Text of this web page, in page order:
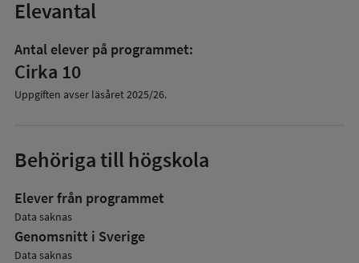
Elevantal
Antal elever på programmet:
Cirka 10
Uppgiften avser läsåret2025/26.
Behöriga till högskola
Elever från programmet
Data saknas
Genomsnitt i Sverige
Data saknas